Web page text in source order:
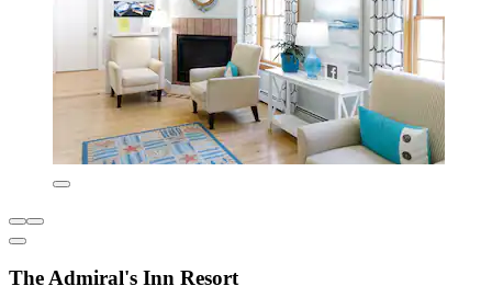
The Admiral's Inn Resort